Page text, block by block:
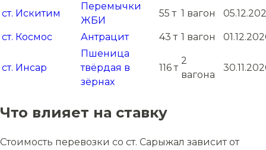
ст. Искитим
Перемычки
ЖБИ
55 т 1 вагон
ст. Космос Антрацит 43 т 1 вагон
ст. Инсар
Пшеница
твёрдая в
зёрнах
116 т
2
вагона
Что влияет на ставку
Стоимость перевозки со ст. Сарыжал зависит от